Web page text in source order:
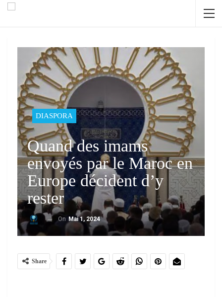
DIASPORA
Quand des imams
envoyés par le Maroc en
Europe décident d’y
rester
On Mai 1, 2024
Share